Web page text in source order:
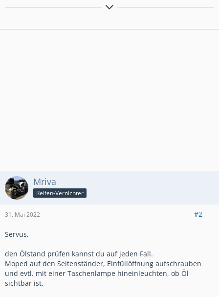
Jeden Morgen Motorsport trainiert das rechte Handgelenk!
Mriva
Reifen-Vernichter
31. Mai 2022 #2
Servus,
den Ölstand prüfen kannst du auf jeden Fall.
Moped auf den Seitenständer, Einfüllöffnung aufschrauben
und evtl. mit einer Taschenlampe hineinleuchten, ob Öl
sichtbar ist.